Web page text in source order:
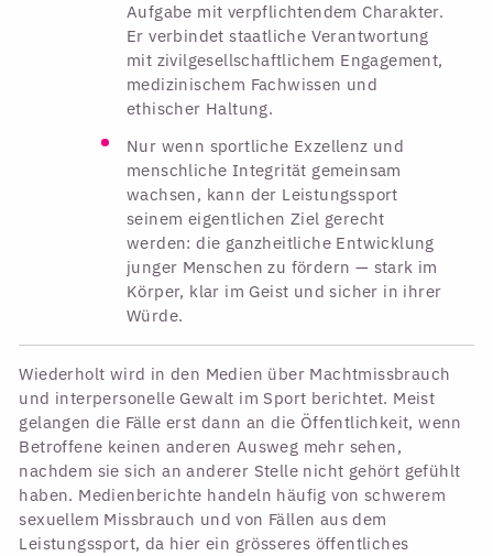
Aufgabe mit verpflichtendem Charakter.
Er verbindet staatliche Verantwortung
mit zivilgesellschaftlichem Engagement,
medizinischem Fachwissen und
ethischer Haltung.
Nur wenn sportliche Exzellenz und
menschliche Integrität gemeinsam
wachsen, kann der Leistungssport
seinem eigentlichen Ziel gerecht
werden: die ganzheitliche Entwicklung
junger Menschen zu fördern — stark im
Körper, klar im Geist und sicher in ihrer
Würde.
Wiederholt wird in den Medien über Machtmissbrauch
und interpersonelle Gewalt im Sport berichtet. Meist
gelangen die Fälle erst dann an die Öffentlichkeit, wenn
Betroffene keinen anderen Ausweg mehr sehen,
nachdem sie sich an anderer Stelle nicht gehört gefühlt
haben. Medienberichte handeln häufig von schwerem
sexuellem Missbrauch und von Fällen aus dem
Leistungssport, da hier ein grösseres öffentliches